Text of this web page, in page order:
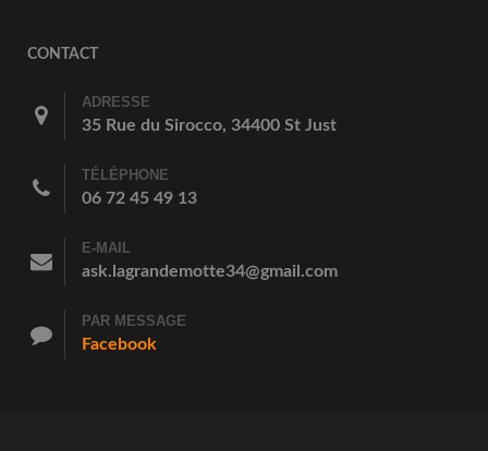
CONTACT
ADRESSE
35 Rue du Sirocco, 34400 St Just
TÉLÉPHONE
06 72 45 49 13
E-MAIL
ask.lagrandemotte34@gmail.com
PAR MESSAGE
Facebook